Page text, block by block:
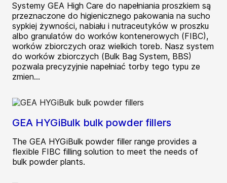
Systemy GEA High Care do napełniania proszkiem są
przeznaczone do higienicznego pakowania na sucho
sypkiej żywności, nabiału i nutraceutyków w proszku
albo granulatów do worków kontenerowych (FIBC),
worków zbiorczych oraz wielkich toreb. Nasz system
do worków zbiorczych (Bulk Bag System, BBS)
pozwala precyzyjnie napełniać torby tego typu ze
zmien...
GEA HYGiBulk bulk powder fillers
The GEA HYGiBulk powder filler range provides a
flexible FIBC filling solution to meet the needs of
bulk powder plants.